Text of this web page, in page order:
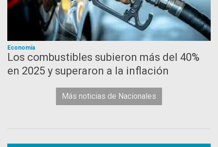
Economía
Los combustibles subieron más del 40%
en 2025 y superaron a la inflación
Más noticias de Nacionales